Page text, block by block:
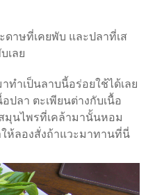
ดาษที่เคยพับ และปลาที่เส
เลย
ทำเป็นลาบนี้อร่อยใช้ได้เลย
ปลา ตะเพียนต่างกับเนื้อ
มุนไพรที่เคล้ามานั้นหอม
ห้ลองสั่งถ้าแวะมาทานที่นี่